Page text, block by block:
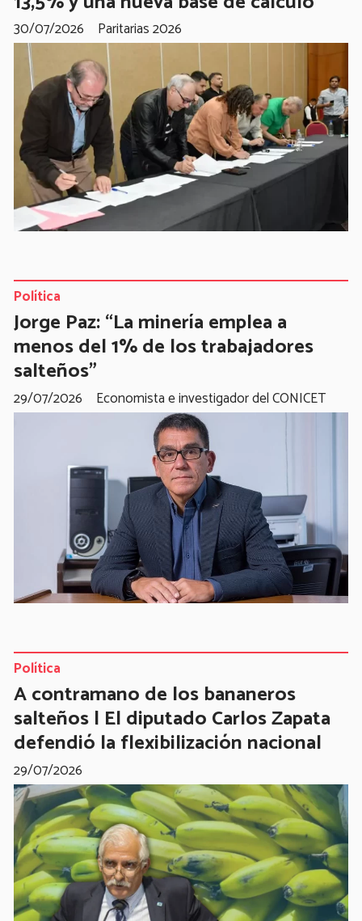
Paritarias 2026
30/07/2026
Jorge Paz: “La minería emplea a
menos del 1% de los trabajadores
salteños”
Economista e investigador del CONICET
Política
29/07/2026
A contramano de los bananeros
salteños | El diputado Carlos Zapata
defendió la flexibilización nacional
Política
29/07/2026